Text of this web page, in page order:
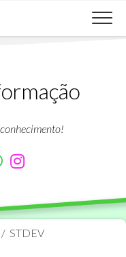
/ STDEV